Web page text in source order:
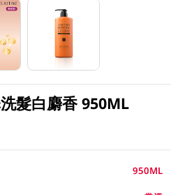
髮白麝香 950ML
950ML